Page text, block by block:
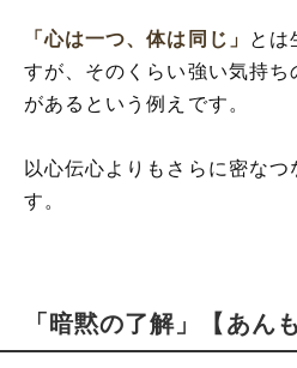
「心は一つ、体は同じ」
とは
すが、そのくらい強い気持ち
があるという例えです。
以心伝心よりもさらに密なつ
す。
「暗黙の了解」【あん